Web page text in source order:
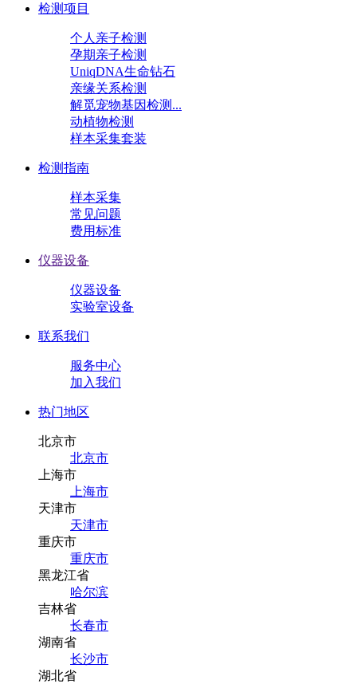
检测项目
个人亲子检测
孕期亲子检测
UniqDNA生命钻石
亲缘关系检测
解觅宠物基因检测...
动植物检测
样本采集套装
检测指南
样本采集
常见问题
费用标准
仪器设备
仪器设备
实验室设备
联系我们
服务中心
加入我们
热门地区
北京市
北京市
上海市
上海市
天津市
天津市
重庆市
重庆市
黑龙江省
哈尔滨
吉林省
长春市
湖南省
长沙市
湖北省